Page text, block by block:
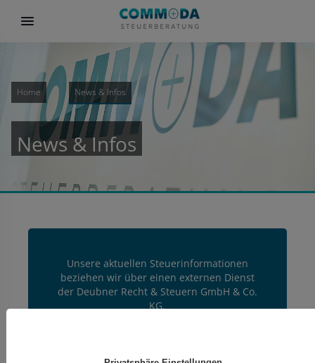
Home News & Infos
News & Infos
Unsere aktuellen Steuerinformationen
beziehen wir über einen externen Dienst
der Deubner Recht & Steuern GmbH & Co.
KG.